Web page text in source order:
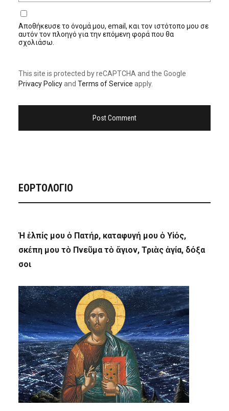
Αποθήκευσε το όνομά μου, email, και τον ιστότοπο μου σε
αυτόν τον πλοηγό για την επόμενη φορά που θα
σχολιάσω.
This site is protected by reCAPTCHA and the Google
Privacy Policyand Terms of Service apply.
ΕΟΡΤΟΛΟΓΙΟ
Ἡ ἐλπίς μου ὁ Πατήρ, καταφυγή μου ὁ Υἱός,
σκέπη μου τὸ Πνεῦμα τὸ ἅγιον, Τριὰς ἁγία, δόξα
σοι